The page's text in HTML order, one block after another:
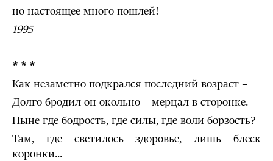
но настоящее много пошлей!
1995
* * *
Как незаметно подкрался последний возраст –
Долго бродил он окольно – мерцал в сторонке.
Ныне где бодрость, где силы, где воли борзость?
Там, где светилось здоровье, лишь блеск
коронки...